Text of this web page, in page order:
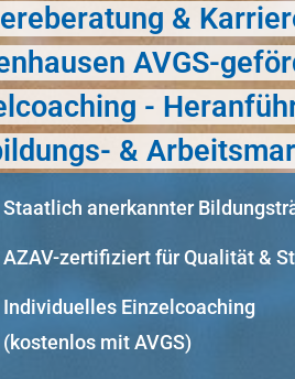
&
AVGS-
-
&
Staatlich anerkannter
AZAV-zertifiziert für Qualität &
Individuelles Einzelcoaching
(kostenlos mit AVGS)